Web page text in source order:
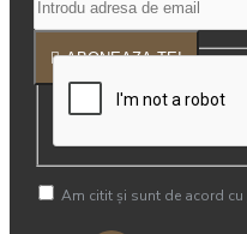
ABONEAZA-TE!
Am citit şi sunt de acord cu